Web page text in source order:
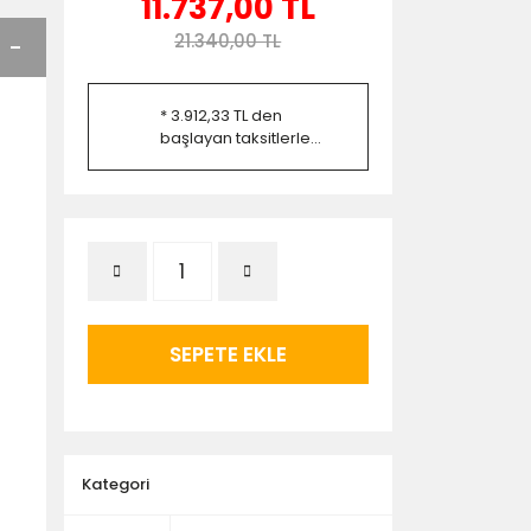
21.340,00 TL
* 3.912,33 TL den
başlayan taksitlerle...
SEPETE EKLE
Kategori